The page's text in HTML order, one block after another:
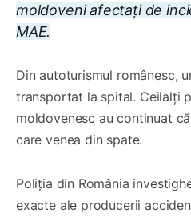
moldoveni afectați de
MAE.
Din autoturismul românesc,
transportat la spital. Ceilalți
moldovenesc au continuat
care venea din spate.
Poliția din România
exacte ale producerii